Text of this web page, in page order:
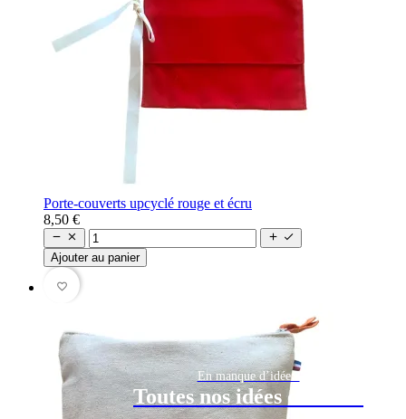
En manque d’idée ?
Toutes nos idées cadeaux
Porte-couverts upcyclé rouge et écru
8,50 €
   
Ajouter au panier
favorite_border